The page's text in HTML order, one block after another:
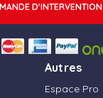
Autres
Espace Pro
D'INTERVENTION